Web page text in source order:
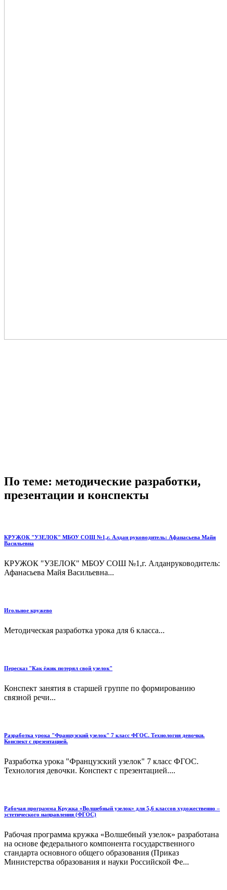
По теме: методические разработки,
презентации и конспекты
КРУЖОК "УЗЕЛОК" МБОУ СОШ №1,г. Алдан руководитель: Афанасьева Майя
Васильевна
КРУЖОК "УЗЕЛОК" МБОУ СОШ №1,г. Алданруководитель:
Афанасьева Майя Васильевна...
Игольное кружево
Методическая разработка урока для 6 класса...
Пересказ "Как ёжик потерял свой узелок"
Конспект занятия в старшей группе по формированию
связной речи...
Разработка урока "Французский узелок" 7 класс ФГОС. Технология девочки.
Конспект с презентацией.
Разработка урока "Французский узелок" 7 класс ФГОС.
Технология девочки. Конспект с презентацией....
Рабочая программа Кружка «Волшебный узелок» для 5,6 классов художественно –
эстетического направления (ФГОС)
Рабочая программа кружка «Волшебный узелок» разработана
на основе федерального компонента государственного
стандарта основного общего образования (Приказ
Министерства образования и науки Российской Фе...